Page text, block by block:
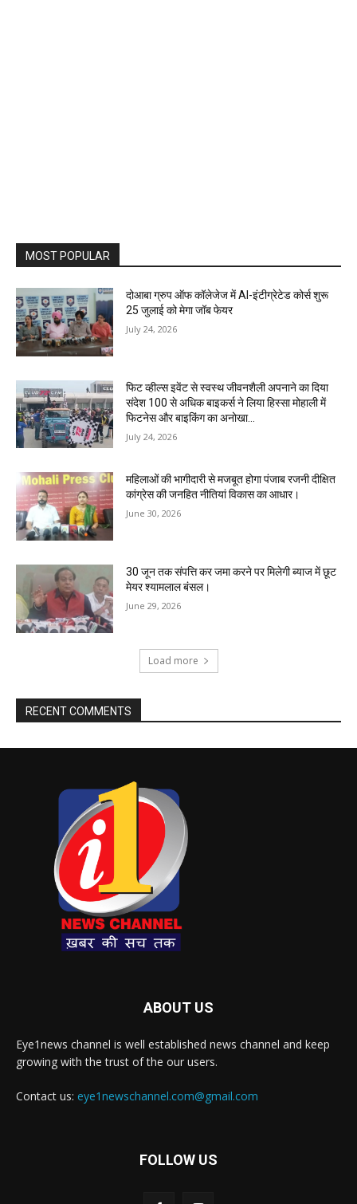
MOST POPULAR
दोआबा ग्रुप ऑफ कॉलेजेज में AI-इंटीग्रेटेड कोर्स शुरू
25 जुलाई को मेगा जॉब फेयर
July 24, 2026
फिट व्हील्स इवेंट से स्वस्थ जीवनशैली अपनाने का दिया
संदेश 100 से अधिक बाइकर्स ने लिया हिस्सा मोहाली में
फिटनेस और बाइकिंग का अनोखा...
July 24, 2026
महिलाओं की भागीदारी से मजबूत होगा पंजाब रजनी दीक्षित
कांग्रेस की जनहित नीतियां विकास का आधार।
June 30, 2026
30 जून तक संपत्ति कर जमा करने पर मिलेगी ब्याज में छूट
मेयर श्यामलाल बंसल।
June 29, 2026
Load more
RECENT COMMENTS
ABOUT US
Eye1news channel is well established news channel and keep
growing with the trust of the our users.
Contact us: eye1newschannel.com@gmail.com
FOLLOW US